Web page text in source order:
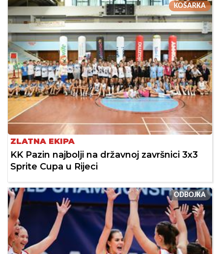
KOŠARKA
ZLATNA EKIPA
KK Pazin najbolji na državnoj završnici 3x3
Sprite Cupa u Rijeci
ODBOJKA